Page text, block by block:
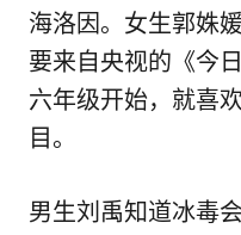
海洛因。女生郭姝
要来自央视的《今
六年级开始，就喜
目。
男生刘禹知道冰毒